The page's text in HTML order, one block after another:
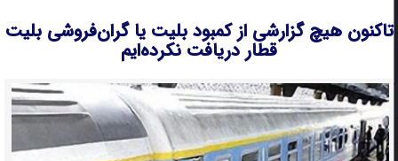
تاکنون هیچ گزارشی از کمبود بلیت یا گران‌فروشی بلیت
قطار دریافت نکرده‌ایم